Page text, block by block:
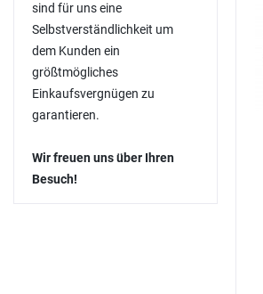
sind für uns eine
Selbstverständlichkeit um
dem Kunden ein
größtmögliches
Einkaufsvergnügen zu
garantieren.
Wir freuen uns über Ihren
Besuch!